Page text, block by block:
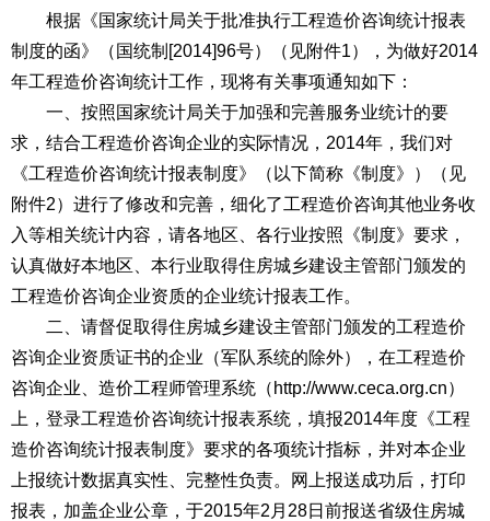
根据《国家统计局关于批准执行工程造价咨询统计报表
制度的函》（国统制[2014]96号）（见附件1），为做好2014
年工程造价咨询统计工作，现将有关事项通知如下：
一、按照国家统计局关于加强和完善服务业统计的要
求，结合工程造价咨询企业的实际情况，2014年，我们对
《工程造价咨询统计报表制度》（以下简称《制度》）（见
附件2）进行了修改和完善，细化了工程造价咨询其他业务收
入等相关统计内容，请各地区、各行业按照《制度》要求，
认真做好本地区、本行业取得住房城乡建设主管部门颁发的
工程造价咨询企业资质的企业统计报表工作。
二、请督促取得住房城乡建设主管部门颁发的工程造价
咨询企业资质证书的企业（军队系统的除外），在工程造价
咨询企业、造价工程师管理系统（http://www.ceca.org.cn）
上，登录工程造价咨询统计报表系统，填报2014年度《工程
造价咨询统计报表制度》要求的各项统计指标，并对本企业
上报统计数据真实性、完整性负责。网上报送成功后，打印
报表，加盖企业公章，于2015年2月28日前报送省级住房城